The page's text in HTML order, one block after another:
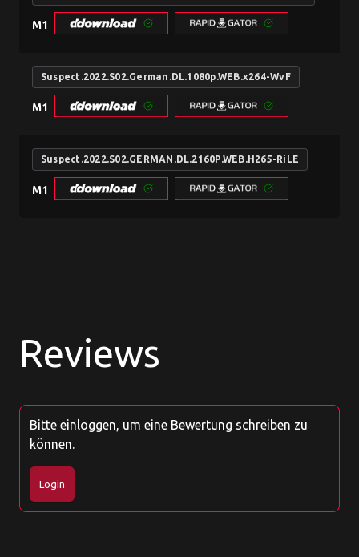
M1
Suspect.2022.S02.German.DL.1080p.WEB.x264-WvF
M1
Suspect.2022.S02.GERMAN.DL.2160P.WEB.H265-RiLE
M1
Reviews
Bitte einloggen, um eine Bewertung schreiben zu
können.
Login